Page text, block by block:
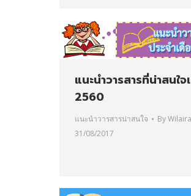
แนะนำวารสารที่น่าสนใ
2560
แนะนำวารสารน่าสนใจ By
31/08/2017